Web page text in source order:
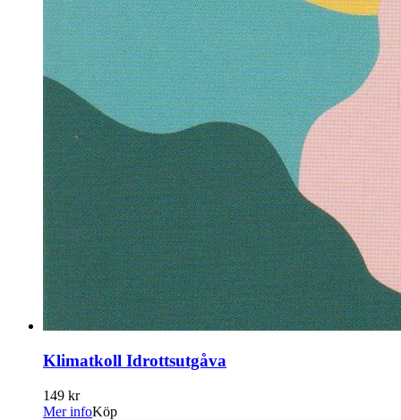
Klimatkoll Idrottsutgåva
149 kr
Mer infoKöp